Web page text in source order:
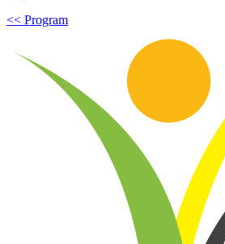
<< Program